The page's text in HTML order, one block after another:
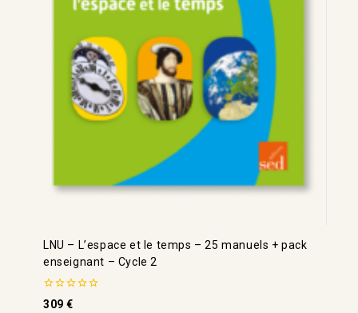
LNU – L’espace et le temps – 25 manuels + pack
enseignant – Cycle 2
0
de
309€